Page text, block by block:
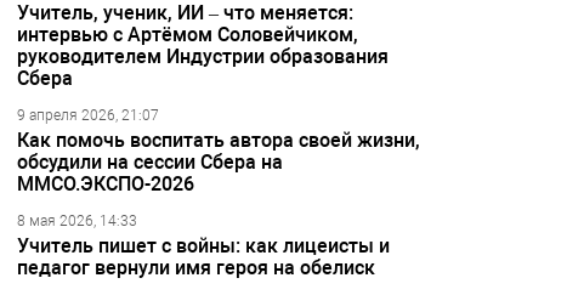
Учитель, ученик, ИИ – что меняется:
интервью с Артёмом Соловейчиком,
руководителем Индустрии образования
Сбера
9 апреля 2026, 21:07
Как помочь воспитать автора своей жизни,
обсудили на сессии Сбера на
ММСО.ЭКСПО-2026
8 мая 2026, 14:33
Учитель пишет с войны: как лицеисты и
педагог вернули имя героя на обелиск